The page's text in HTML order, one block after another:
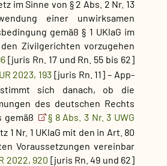
im Sinne von § 2 Abs. 2 Nr. 13
einer unwirksamen
gemäß § 1 UKlaG im
Zivilgerichten vorzugehen
[juris Rn. 17 und Rn. 55 bis 62]
2023, 193 [juris Rn. 11] – App-
sich danach, ob die
des deutschen Rechts
gemäß
§ 8 Abs. 3 Nr. 3 UWG
1 Nr. 1 UKlaG mit den in Art. 80
Voraussetzungen vereinbar
2022, 920 [juris Rn. 49 und 62]